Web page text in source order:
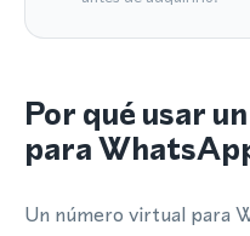
Por qué usar
para
Un número virtual para